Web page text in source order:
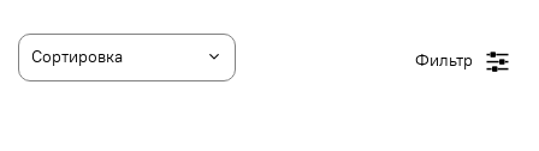
Фильтр